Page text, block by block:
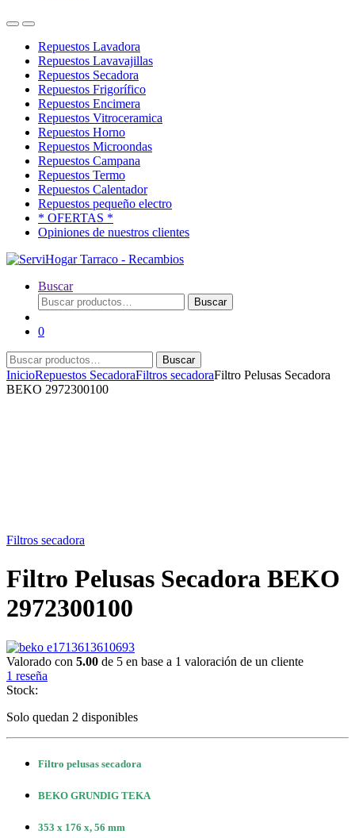
OpenClose
Repuestos Lavadora
Repuestos Lavavajillas
Repuestos Secadora
Repuestos Frigorífico
Repuestos Encimera
Repuestos Vitroceramica
Repuestos Horno
Repuestos Microondas
Repuestos Campana
Repuestos Termo
Repuestos Calentador
Repuestos pequeño electro
* OFERTAS *
Opiniones de nuestros clientes
Buscar
Buscar
por:
Buscar
0
Buscar
por:
Buscar
InicioRepuestos SecadoraFiltros secadoraFiltro Pelusas Secadora
BEKO 2972300100
Filtros secadora
Filtro Pelusas Secadora BEKO
2972300100
Valorado con 5.00 de 5 en base a 1 valoración de un cliente
1 reseña
Stock:
Solo quedan 2 disponibles
Filtro pelusas secadora
BEKO GRUNDIG TEKA
353 x 176 x, 56 mm